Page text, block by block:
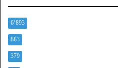
6٬893
883
379